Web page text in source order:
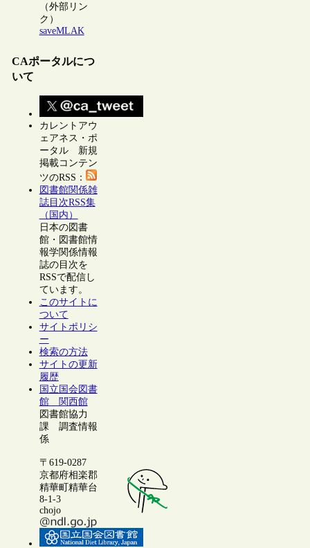
（外部リン
ク）
saveMLAK
CAポータルにつ
いて
カレントアウ
ェアネス・ポ
ータル 新規
掲載コンテン
ツのRSS：
図書館関係雑
誌目次RSS集
（国内）
日本の図書
館・図書館情
報学関係情報
誌の目次を
RSSで配信し
ています。
このサイトに
ついて
サイトポリシ
ー
検索の方法
サイトの更新
履歴
国立国会図書
館 関西館
図書館協力
課 調査情報
係
〒619-0287
京都府相楽郡
精華町精華台
8-1-3
chojo